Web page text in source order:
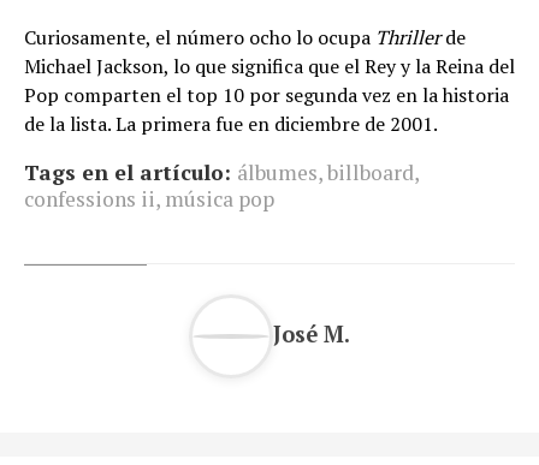
Curiosamente, el número ocho lo ocupa Thrillerde
Michael Jackson, lo que significa que el Rey y la Reina del
Pop comparten el top 10 por segunda vez en la historia
de la lista. La primera fue en diciembre de 2001.
Tags en el artículo: álbumes,billboard,
confessions ii, música pop
José M.